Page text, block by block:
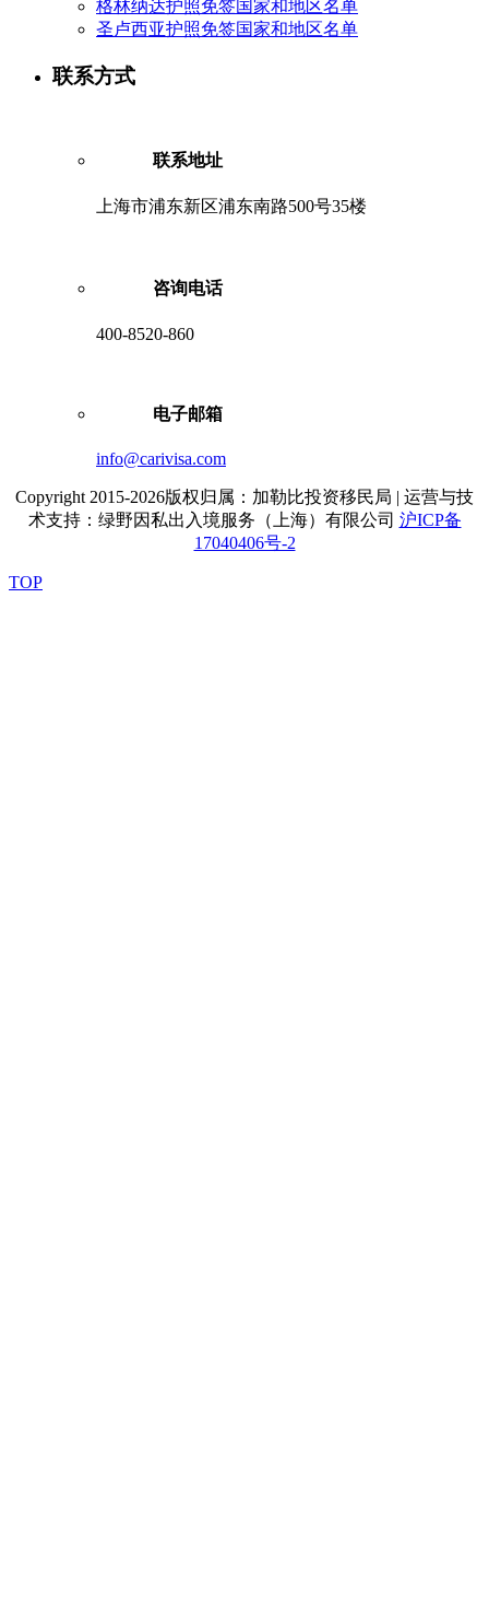
格林纳达护照免签国家和地区名单
圣卢西亚护照免签国家和地区名单
联系方式
联系地址
上海市浦东新区浦东南路500号35楼
咨询电话
400-8520-860
电子邮箱
info@carivisa.com
Copyright 2015-2026版权归属：加勒比投资移民局 | 运营与技
术支持：绿野因私出入境服务（上海）有限公司 沪ICP备
17040406号-2
TOP